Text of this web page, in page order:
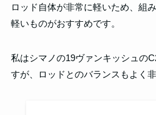
ロッド自体が非常に軽いため、組
軽いものがおすすめです。
私はシマノの19ヴァンキッシュの
すが、ロッドとのバランスもよく